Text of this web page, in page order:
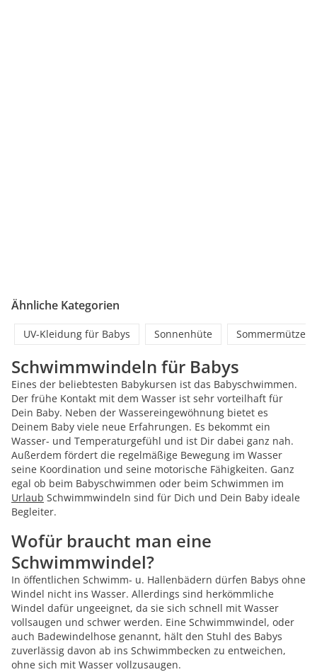
Ähnliche Kategorien
UV-Kleidung für Babys Sonnenhüte Sommermützen
Schwimmwindeln für Babys
Eines der beliebtesten Babykursen ist das Babyschwimmen.
Der frühe Kontakt mit dem Wasser ist sehr vorteilhaft für
Dein Baby. Neben der Wassereingewöhnung bietet es
Deinem Baby viele neue Erfahrungen. Es bekommt ein
Wasser- und Temperaturgefühl und ist Dir dabei ganz nah.
Außerdem fördert die regelmäßige Bewegung im Wasser
seine Koordination und seine motorische Fähigkeiten. Ganz
egal ob beim Babyschwimmen oder beim Schwimmen im
Urlaub Schwimmwindeln sind für Dich und Dein Baby ideale
Begleiter.
Wofür braucht man eine
Schwimmwindel?
In öffentlichen Schwimm- u. Hallenbädern dürfen Babys ohne
Windel nicht ins Wasser. Allerdings sind herkömmliche
Windel dafür ungeeignet, da sie sich schnell mit Wasser
vollsaugen und schwer werden. Eine Schwimmwindel, oder
auch Badewindelhose genannt, hält den Stuhl des Babys
zuverlässig davon ab ins Schwimmbecken zu entweichen,
ohne sich mit Wasser vollzusaugen.